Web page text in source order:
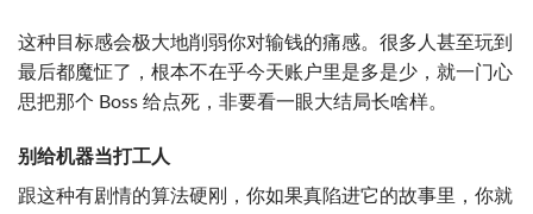
这种目标感会极大地削弱你对输钱的痛感。很多人甚至玩到
最后都魔怔了，根本不在乎今天账户里是多是少，就一门心
思把那个 Boss 给点死，非要看一眼大结局长啥样。
别给机器当打工人
跟这种有剧情的算法硬刚，你如果真陷进它的故事里，你就